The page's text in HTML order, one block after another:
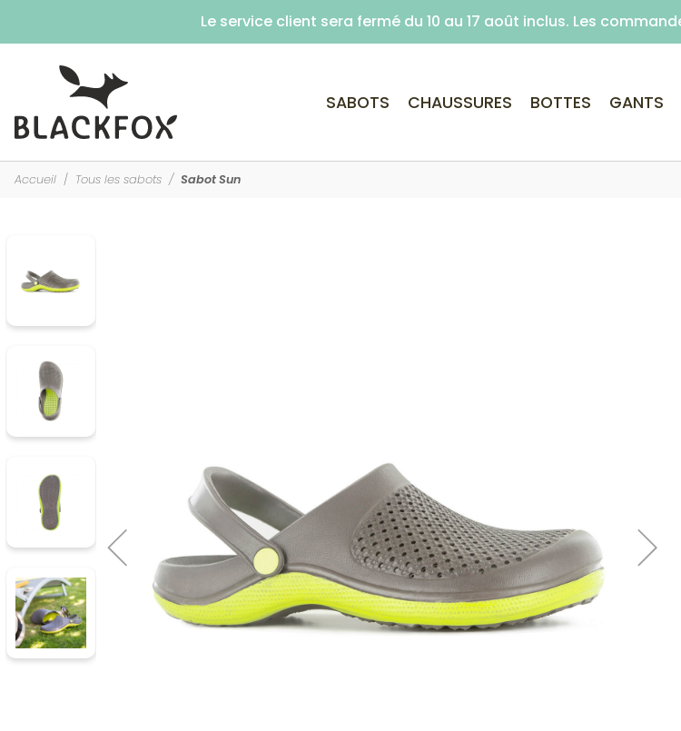
Livraison offerte dès
SABOTS CHAUSSURES BOTTES GANTS
Accueil Tous les sabots Sabot Sun
Le service client sera fermé du 10 au 17 août inclus. Les